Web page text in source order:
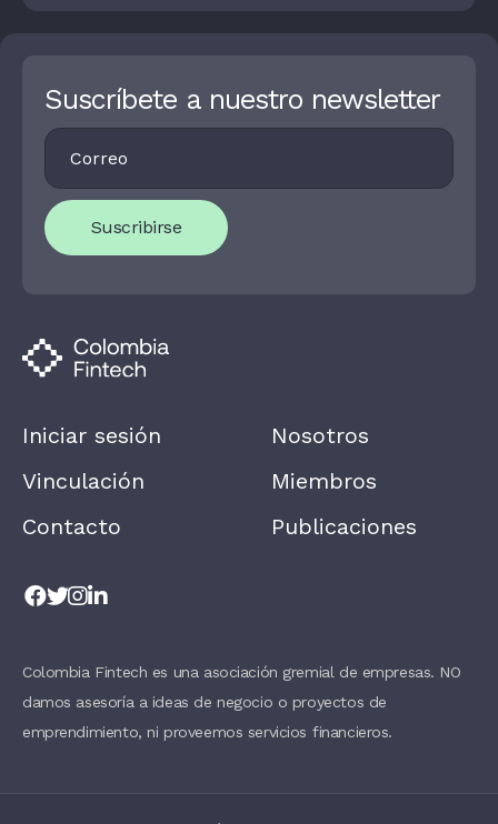
Suscríbete a nuestro newsletter
Footer
Newsletter
Suscribirse
I
O
U
A
R
N
,
V
H
S
L
A
K
Iniciar sesión
Vinculación
Contacto
Nosotros
Miembros
Publicaciones
Colombia Fintech es una asociación gremial de empresas. NO
damos asesoría a ideas de negocio o proyectos de
emprendimiento, ni proveemos servicios financieros.